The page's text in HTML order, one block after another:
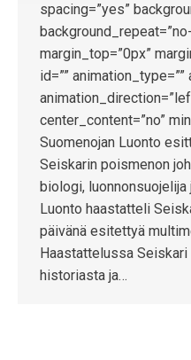
spacing=”yes”
margin_top=”0px”
id=””
center_content=”no”
Suomenojan Luonto
Seiskarin poismenon
biologi, luonnonsuojelija
Luonto haastatteli
päivänä esitettyä
Haastattelussa
historiasta ja…